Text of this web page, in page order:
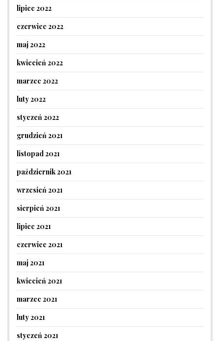
lipiec 2022
czerwiec 2022
maj 2022
kwiecień 2022
marzec 2022
luty 2022
styczeń 2022
grudzień 2021
listopad 2021
październik 2021
wrzesień 2021
sierpień 2021
lipiec 2021
czerwiec 2021
maj 2021
kwiecień 2021
marzec 2021
luty 2021
styczeń 2021